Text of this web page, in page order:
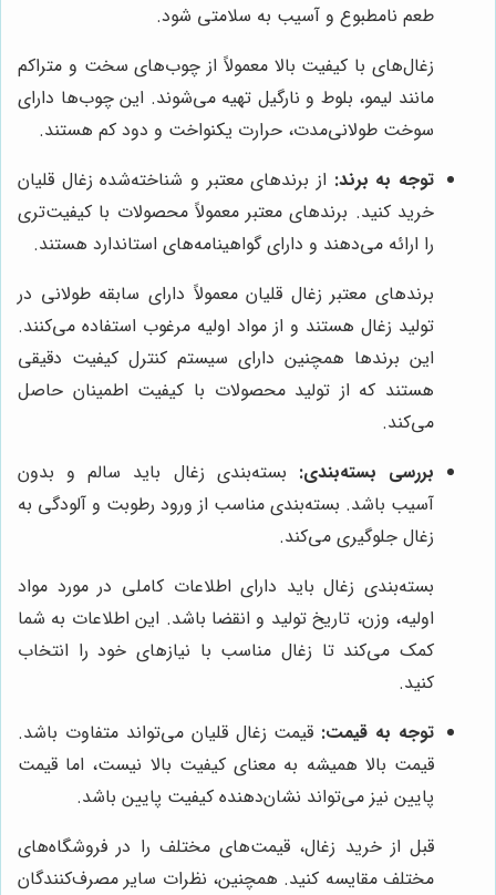
طعم نامطبوع و آسیب به سلامتی شود.
زغال‌های با کیفیت بالا معمولاً از چوب‌های سخت و متراکم
مانند لیمو، بلوط و نارگیل تهیه می‌شوند. این چوب‌ها دارای
سوخت طولانی‌مدت، حرارت یکنواخت و دود کم هستند.
توجه به برند: از برندهای معتبر و شناخته‌شده زغال قلیان
خرید کنید. برندهای معتبر معمولاً محصولات با کیفیت‌تری
را ارائه می‌دهند و دارای گواهینامه‌های استاندارد هستند.
برندهای معتبر زغال قلیان معمولاً دارای سابقه طولانی در
تولید زغال هستند و از مواد اولیه مرغوب استفاده می‌کنند.
این برندها همچنین دارای سیستم کنترل کیفیت دقیقی
هستند که از تولید محصولات با کیفیت اطمینان حاصل
می‌کند.
بررسی بسته‌بندی: بسته‌بندی زغال باید سالم و بدون
آسیب باشد. بسته‌بندی مناسب از ورود رطوبت و آلودگی به
زغال جلوگیری می‌کند.
بسته‌بندی زغال باید دارای اطلاعات کاملی در مورد مواد
اولیه، وزن، تاریخ تولید و انقضا باشد. این اطلاعات به شما
کمک می‌کند تا زغال مناسب با نیازهای خود را انتخاب
کنید.
توجه به قیمت: قیمت زغال قلیان می‌تواند متفاوت باشد.
قیمت بالا همیشه به معنای کیفیت بالا نیست، اما قیمت
پایین نیز می‌تواند نشان‌دهنده کیفیت پایین باشد.
قبل از خرید زغال، قیمت‌های مختلف را در فروشگاه‌های
مختلف مقایسه کنید. همچنین، نظرات سایر مصرف‌کنندگان